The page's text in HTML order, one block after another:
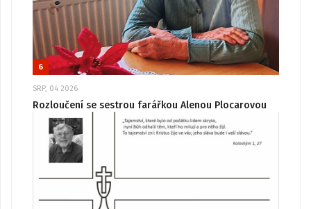
6
SRP, 04 2026
Rozloučení se sestrou farářkou Alenou Plocarovou